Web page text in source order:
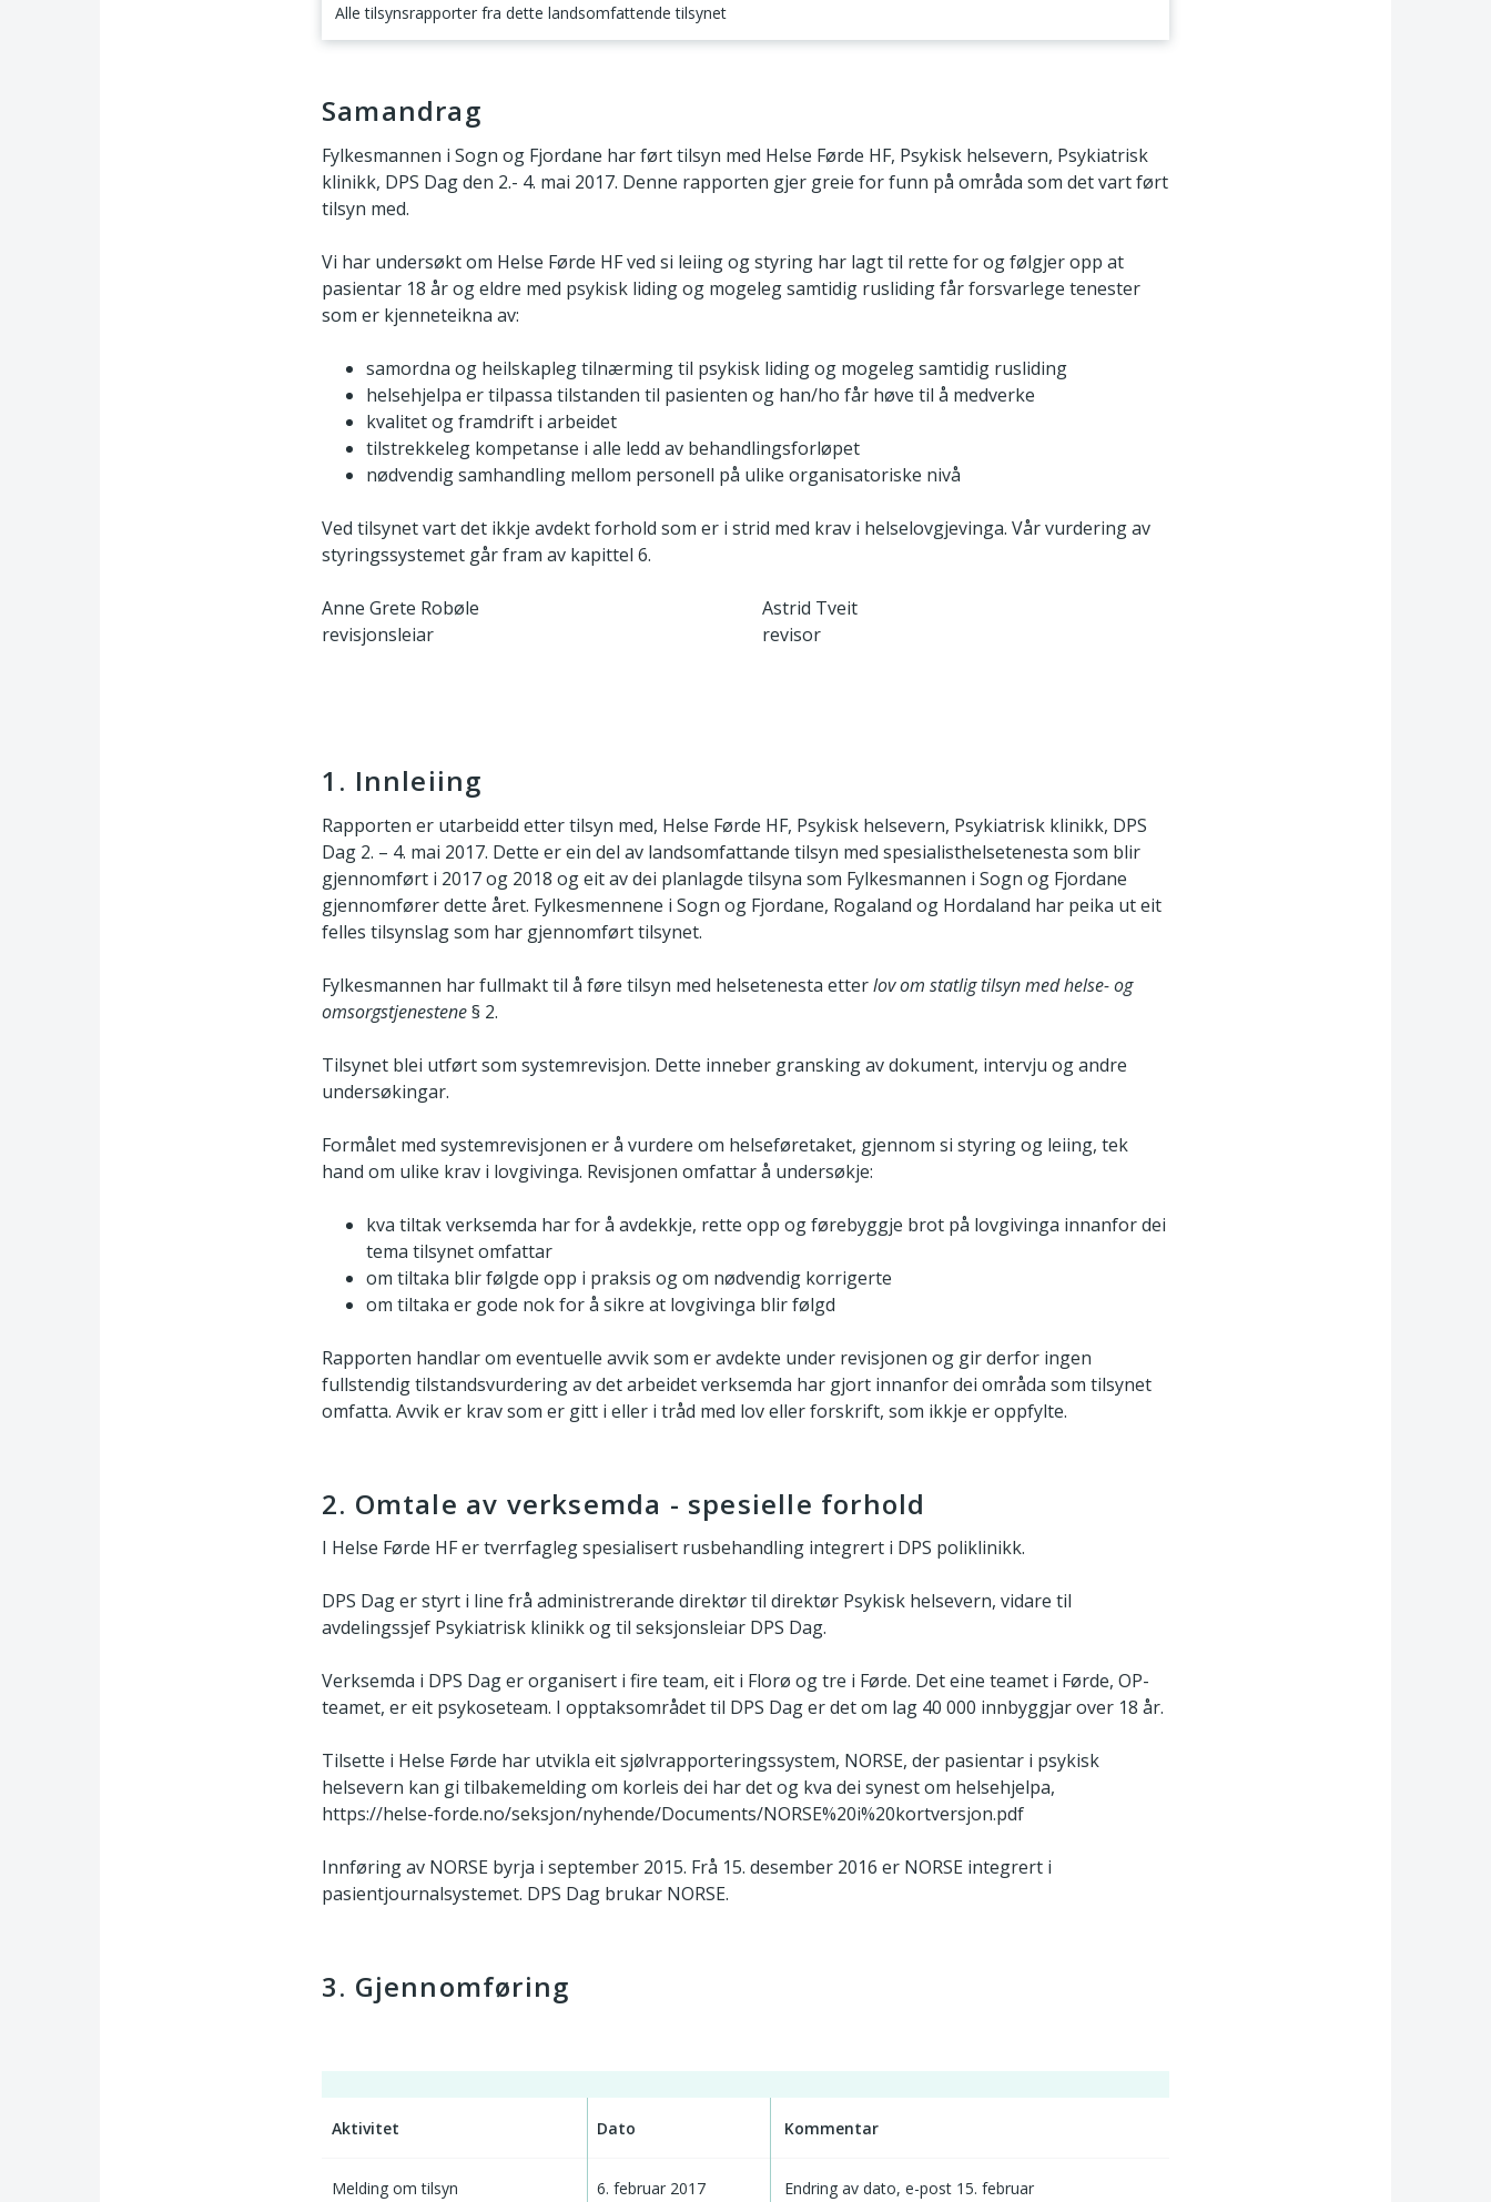
Alle tilsynsrapporter fra dette landsomfattende tilsynet
Samandrag
Fylkesmannen i Sogn og Fjordane har ført tilsyn med Helse Førde HF, Psykisk helsevern, Psykiatrisk
klinikk, DPS Dag den 2.- 4. mai 2017. Denne rapporten gjer greie for funn på områda som det vart ført
tilsyn med.
Vi har undersøkt om Helse Førde HF ved si leiing og styring har lagt til rette for og følgjer opp at
pasientar 18 år og eldre med psykisk liding og mogeleg samtidig rusliding får forsvarlege tenester
som er kjenneteikna av:
samordna og heilskapleg tilnærming til psykisk liding og mogeleg samtidig rusliding
helsehjelpa er tilpassa tilstanden til pasienten og han/ho får høve til å medverke
kvalitet og framdrift i arbeidet
tilstrekkeleg kompetanse i alle ledd av behandlingsforløpet
nødvendig samhandling mellom personell på ulike organisatoriske nivå
Ved tilsynet vart det ikkje avdekt forhold som er i strid med krav i helselovgjevinga. Vår vurdering av
styringssystemet går fram av kapittel 6.
Anne Grete Robøle
revisjonsleiar
Astrid Tveit
revisor
1. Innleiing
Rapporten er utarbeidd etter tilsyn med, Helse Førde HF, Psykisk helsevern, Psykiatrisk klinikk, DPS
Dag 2. – 4. mai 2017. Dette er ein del av landsomfattande tilsyn med spesialisthelsetenesta som blir
gjennomført i 2017 og 2018 og eit av dei planlagde tilsyna som Fylkesmannen i Sogn og Fjordane
gjennomfører dette året. Fylkesmennene i Sogn og Fjordane, Rogaland og Hordaland har peika ut eit
felles tilsynslag som har gjennomført tilsynet.
Fylkesmannen har fullmakt til å føre tilsyn med helsetenesta etterlov om statlig tilsyn med helse- og
omsorgstjenestene§ 2.
Tilsynet blei utført som systemrevisjon. Dette inneber gransking av dokument, intervju og andre
undersøkingar.
Formålet med systemrevisjonen er å vurdere om helseføretaket, gjennom si styring og leiing, tek
hand om ulike krav i lovgivinga. Revisjonen omfattar å undersøkje:
kva tiltak verksemda har for å avdekkje, rette opp og førebyggje brot på lovgivinga innanfor dei
tema tilsynet omfattar
om tiltaka blir følgde opp i praksis og om nødvendig korrigerte
om tiltaka er gode nok for å sikre at lovgivinga blir følgd
Rapporten handlar om eventuelle avvik som er avdekte under revisjonen og gir derfor ingen
fullstendig tilstandsvurdering av det arbeidet verksemda har gjort innanfor dei områda som tilsynet
omfatta. Avvik er krav som er gitt i eller i tråd med lov eller forskrift, som ikkje er oppfylte.
2. Omtale av verksemda - spesielle forhold
I Helse Førde HF er tverrfagleg spesialisert rusbehandling integrert i DPS poliklinikk.
DPS Dag er styrt i line frå administrerande direktør til direktør Psykisk helsevern, vidare til
avdelingssjef Psykiatrisk klinikk og til seksjonsleiar DPS Dag.
Verksemda i DPS Dag er organisert i fire team, eit i Florø og tre i Førde. Det eine teamet i Førde, OP-
teamet, er eit psykoseteam. I opptaksområdet til DPS Dag er det om lag 40 000 innbyggjar over 18 år.
Tilsette i Helse Førde har utvikla eit sjølvrapporteringssystem, NORSE, der pasientar i psykisk
helsevern kan gi tilbakemelding om korleis dei har det og kva dei synest om helsehjelpa,
https://helse-forde.no/seksjon/nyhende/Documents/NORSE%20i%20kortversjon.pdf
Innføring av NORSE byrja i september 2015. Frå 15. desember 2016 er NORSE integrert i
pasientjournalsystemet. DPS Dag brukar NORSE.
3. Gjennomføring
Aktivitet Dato Kommentar
Melding om tilsyn 6. februar 2017 Endring av dato, e-post 15. februar